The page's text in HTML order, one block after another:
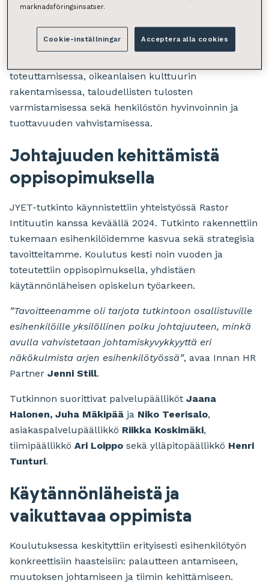
varmistamisessa on kriittistä, että esihenkilötyö on
laadukasta; kun henkilöstö on tyytyväinen, korreloi se
tyytyväisiin asiakkaisiin. Esihenkilöt Innalla ovat
toteuttamisessa, oikeanlaisen kulttuurin
rakentamisessa, taloudellisten tulosten
varmistamisessa sekä henkilöstön hyvinvoinnin ja
tuottavuuden vahvistamisessa.
Johtajuuden kehittämistä
oppisopimuksella
JYET-tutkinto käynnistettiin yhteistyössä Rastor
Intituutin kanssa keväällä 2024. Tutkinto rakennettiin
tukemaan esihenkilöidemme kasvua sekä strategisia
tavoitteitamme. Koulutus kesti noin vuoden ja
toteutettiin oppisopimuksella, yhdistäen
käytännönläheisen opiskelun työarkeen.
”Tavoitteenamme oli tarjota tutkintoon osallistuville
esihenkilöille yksilöllinen polku johtajuuteen, minkä
avulla vahvistetaan johtamiskyvykkyyttä eri
näkökulmista arjen esihenkilötyössä”, avaa Innan HR
Partner Jenni Still.
Tutkinnon suorittivat palvelupäälliköt Jaana
Halonen, Juha Mäkipää ja Niko Teerisalo,
asiakaspalvelupäällikkö Riikka Koskimäki,
tiimipäällikkö Ari Loippo sekä ylläpitopäällikkö Henri
Tunturi.
Käytännönläheistä ja
vaikuttavaa oppimista
Koulutuksessa keskityttiin erityisesti esihenkilötyön
konkreettisiin haasteisiin: palautteen antamiseen,
muutoksen johtamiseen ja tiimin kehittämiseen.
marknadsföringsinsatser.
Cookie-inställningar Acceptera alla cookies